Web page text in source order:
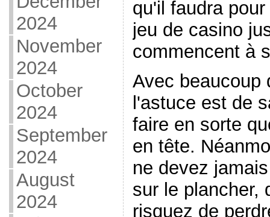
2024
November
2024
October
2024
September
2024
August
2024
qu'il faudra
jeu de casino
commencent à
Avec beaucoup
l'astuce est de
faire en sorte
en tête.
ne devez
sur le plancher,
risquez de